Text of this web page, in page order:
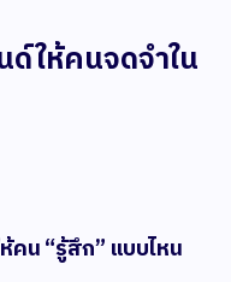
ให้คนจดจำใน
คน “รู้สึก” แบบไหน